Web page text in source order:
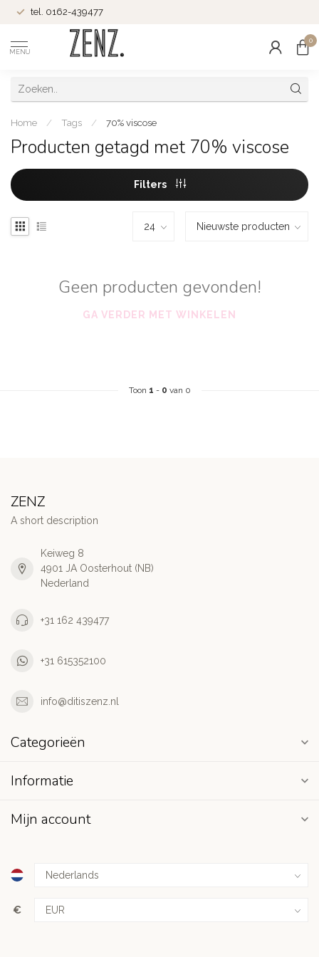
tel. 0162-439477
MENU
0
Home / Tags / 70% viscose
Producten getagd met 70% viscose
Filters
Geen producten gevonden!
GA VERDER MET WINKELEN
Toon 1 - 0 van 0
ZENZ
A short description
Keiweg 8
4901 JA Oosterhout (NB)
Nederland
+31 162 439477
+31 615352100
info@ditiszenz.nl
Categorieën
Informatie
Mijn account
€